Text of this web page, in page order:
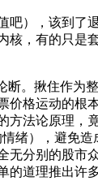
吧），该到了
核，有的只是
断。揪住作为
价格运动的根
方法论原理，
绪），避免造
无分别的股市
的道理推出许